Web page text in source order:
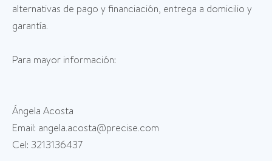
alternativas de pago y financiación, entrega a domicilio y
garantía.
Para mayor información:
Ángela Acosta
Email: angela.acosta@precise.com
Cel: 3213136437